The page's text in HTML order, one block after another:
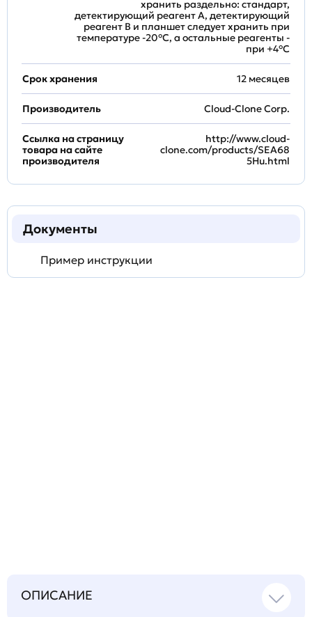
хранить раздельно: стандарт,
детектирующий реагент A, детектирующий
реагент B и планшет следует хранить при
температуре -20°C, а остальные реагенты -
при +4°С
Срок хранения 12 месяцев
Производитель Cloud-Clone Corp.
Ссылка на страницу
товара на сайте
производителя
http://www.cloud-
clone.com/products/SEA68
5Hu.html
Документы
Пример инструкции
ОПИСАНИЕ